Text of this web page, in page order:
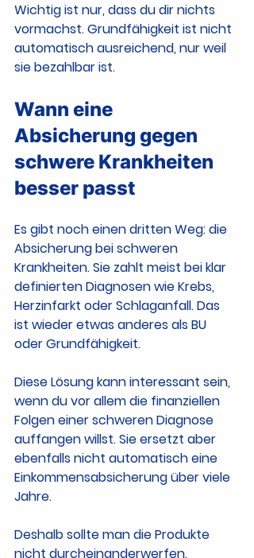
Wichtig ist nur, dass du dir nichts
vormachst. Grundfähigkeit ist nicht
automatisch ausreichend, nur weil
sie bezahlbar ist.
Wann eine
Absicherung gegen
schwere Krankheiten
besser passt
Es gibt noch einen dritten Weg: die
Absicherung bei schweren
Krankheiten. Sie zahlt meist bei klar
definierten Diagnosen wie Krebs,
Herzinfarkt oder Schlaganfall. Das
ist wieder etwas anderes als BU
oder Grundfähigkeit.
Diese Lösung kann interessant sein,
wenn du vor allem die finanziellen
Folgen einer schweren Diagnose
auffangen willst. Sie ersetzt aber
ebenfalls nicht automatisch eine
Einkommensabsicherung über viele
Jahre.
Deshalb sollte man die Produkte
nicht durcheinanderwerfen.